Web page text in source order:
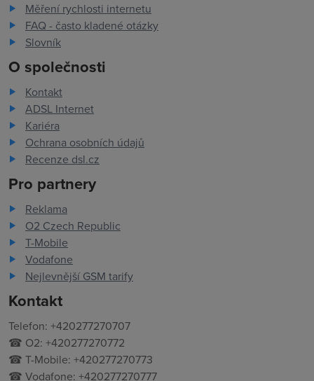
Měření rychlosti internetu
FAQ - často kladené otázky
Slovník
O společnosti
Kontakt
ADSL Internet
Kariéra
Ochrana osobních údajů
Recenze dsl.cz
Pro partnery
Reklama
O2 Czech Republic
T-Mobile
Vodafone
Nejlevnější GSM tarify
Kontakt
Telefon: +420277270707
☎ O2: +420277270772
☎ T-Mobile: +420277270773
☎ Vodafone: +420277270777